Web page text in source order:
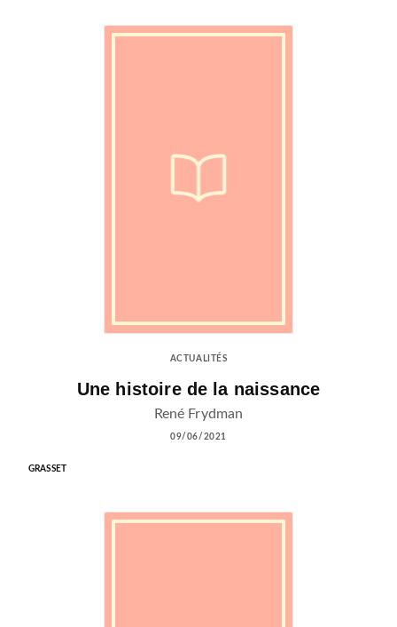
ACTUALITÉS
Une histoire de la naissance
René Frydman
09/06/2021
GRASSET